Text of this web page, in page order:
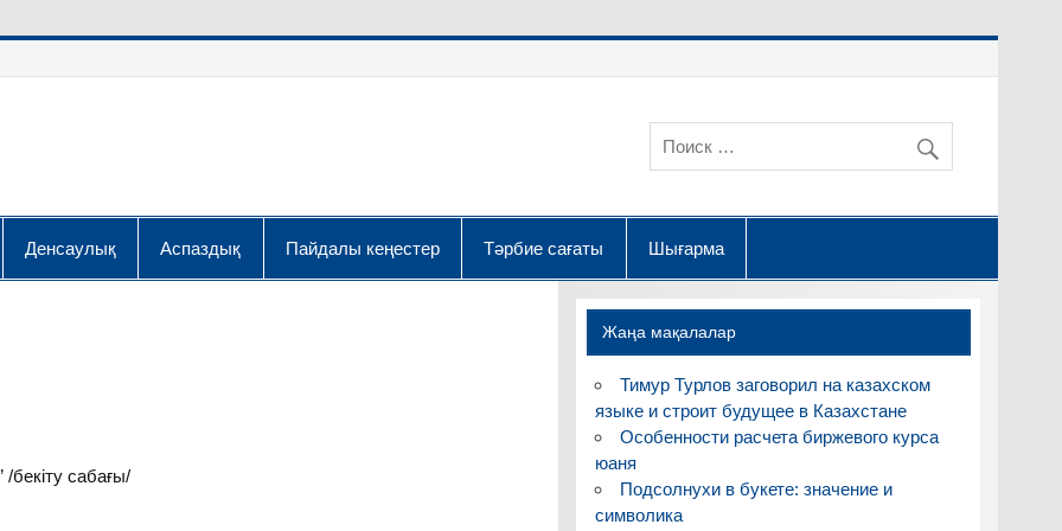
Денсаулық Аспаздық Пайдалы кеңестер Тәрбие сағаты Шығарма
сабағы/
Жаңа мақалалар
Тимур Турлов заговорил на казахском
языке и строит будущее в Казахстане
Особенности расчета биржевого курса
юаня
Подсолнухи в букете: значение и
символика